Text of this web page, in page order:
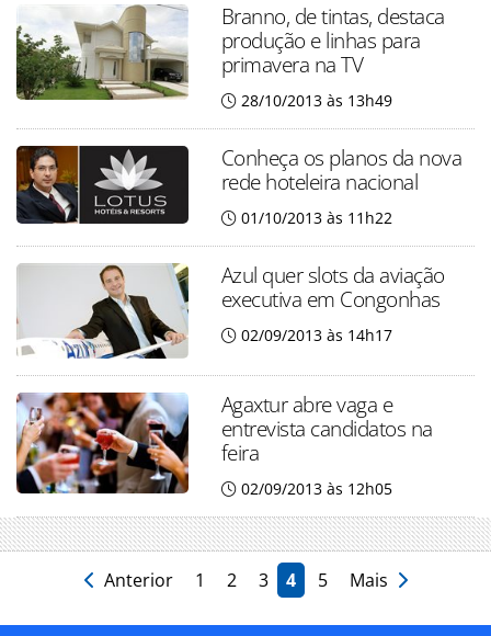
Branno, de tintas, destaca
produção e linhas para
primavera na TV
28/10/2013 às 13h49
Conheça os planos da nova
rede hoteleira nacional
01/10/2013 às 11h22
Azul quer slots da aviação
executiva em Congonhas
02/09/2013 às 14h17
Agaxtur abre vaga e
entrevista candidatos na
feira
02/09/2013 às 12h05
Anterior 1 2 3 4 5 Mais